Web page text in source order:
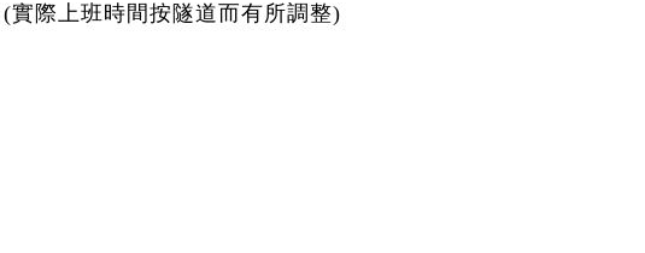
實際上班時間按隧道而有所調整)